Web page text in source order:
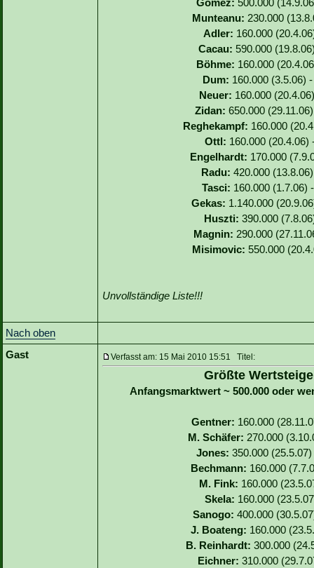
Gomez: 500.000
Munteanu: 230.000
Adler: 160.000
Cacau: 590.000
Böhme: 160.000
Dum: 160.000 (3.5.06)
Neuer: 160.000
Zidan: 650.000
Reghekampf: 160.000
Ottl: 160.000
Engelhardt: 170.000
Radu: 420.000
Tasci: 160.000 (1.7.06)
Gekas: 1.140.000
Huszti: 390.000
Magnin: 290.000
Misimovic: 550.000
Unvollständige Liste!!!
Nach oben
Gast
Verfasst am: 15 Mai 2010 15:51 Titel:
Größte
Anfangsmarktwert ~ 500.000 oder
Gentner: 160.000
M. Schäfer: 270.000
Jones: 350.000
Bechmann: 160.000
M. Fink: 160.000
Skela: 160.000
Sanogo: 400.000
J. Boateng: 160.000
B. Reinhardt:300.000
Eichner: 310.000